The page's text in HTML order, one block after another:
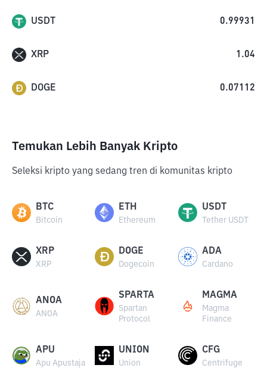
USDT 0.99931
XRP 1.04
DOGE 0.07112
Temukan Lebih Banyak Kripto
Seleksi kripto yang sedang tren di komunitas kripto
BTC
Bitcoin
ETH
Ethereum
USDT
Tether USDT
XRP
XRP
DOGE
Dogecoin
ADA
Cardano
ANOA
ANOA
SPARTA
Spartan
Protocol
MAGMA
Magma
Finance
APU
Apu Apustaja
UNION
Union
CFG
Centrifuge